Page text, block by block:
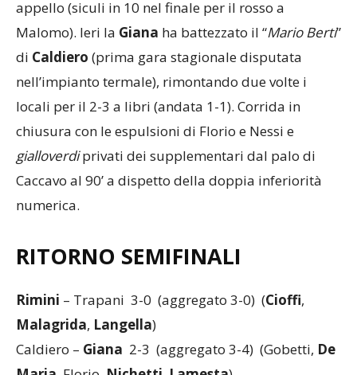
appello (siculi in 10 nel finale per il rosso a
Malomo). Ieri la Giana ha battezzato il “Mario Berti”
di Caldiero (prima gara stagionale disputata
nell’impianto termale), rimontando due volte i
locali per il 2-3 a libri (andata 1-1). Corrida in
chiusura con le espulsioni di Florio e Nessi e
gialloverdiprivati dei supplementari dal palo di
Caccavo al 90’ a dispetto della doppia inferiorità
numerica.
RITORNO SEMIFINALI
Rimini – Trapani 3-0 (aggregato 3-0) (Cioffi,
Malagrida, Langella)
Caldiero – Giana 2-3 (aggregato 3-4) (Gobetti, De